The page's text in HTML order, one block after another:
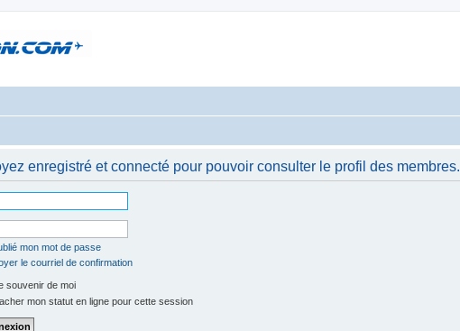
enregistré et connecté pour pouvoir consulter le profil des membres.
mon mot de passe
le courriel de confirmation
souvenir de moi
mon statut en ligne pour cette session